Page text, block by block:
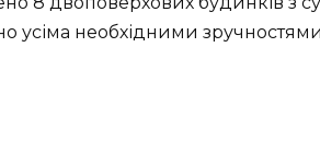
усіма необхідними